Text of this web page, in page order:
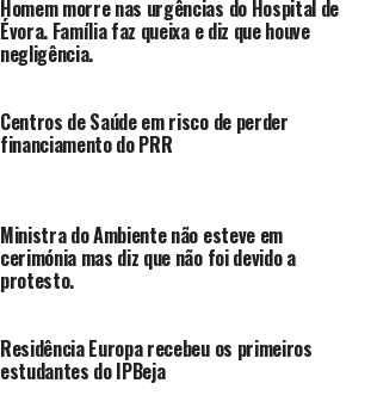
Homem morre nas urgências do Hospital de
Évora. Família faz queixa e diz que houve
negligência.
Centros de Saúde em risco de perder
financiamento do PRR
Ministra do Ambiente não esteve em
cerimónia mas diz que não foi devido a
protesto.
Residência Europa recebeu os primeiros
estudantes do IPBeja